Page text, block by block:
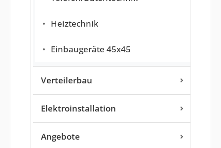
Heiztechnik
Einbaugeräte 45x45
Verteilerbau
Elektroinstallation
Angebote